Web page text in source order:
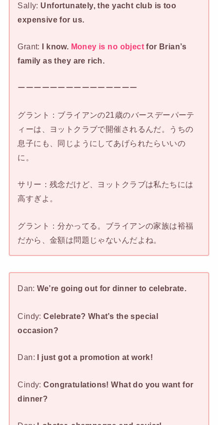
Sally: Unfortunately, the yacht club is too
expensive for us.
Grant: I know. Money is no objectfor Brian’s
family as they are rich.
ーーーーーーーーーーーーーーー
グラント：ブライアンの21歳のバースデーパーテ
ィーは、ヨットクラブで開催されるんだ。うちの
息子にも、同じようにしてあげられたらいいの
に。
サリー：残念だけど、ヨットクラブは私たちには
高すぎよ。
グラント：分かってる。ブライアンの家族は裕福
だから、金額は問題じゃないんだよね。
Dan: We’re going out for dinner to celebrate.
Cindy:Celebrate? What’s the special
occasion?
Dan: I just got a promotion at work!
Cindy:Congratulations! What do you want for
dinner?